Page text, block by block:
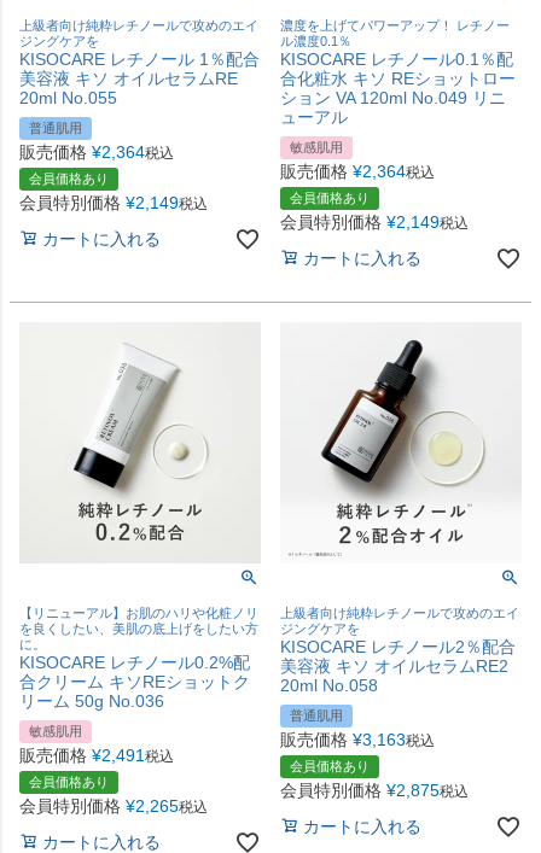
上級者向け純粋レチノールで攻めのエイ
ジングケアを
KISOCARE レチノール 1％配合
美容液 キソ オイルセラムRE
20ml No.055
普通肌用
販売価格 ¥2,364税込
会員価格あり
会員特別価格 ¥2,149税込
カートに入れる
濃度を上げてパワーアップ！ レチノー
ル濃度0.1％
KISOCARE レチノール0.1％配
合化粧水 キソ REショットロー
ション VA 120ml No.049 リニ
ューアル
敏感肌用
販売価格 ¥2,364税込
会員価格あり
会員特別価格 ¥2,149税込
カートに入れる
【リニューアル】お肌のハリや化粧ノリ
を良くしたい、美肌の底上げをしたい方
に。
KISOCARE レチノール0.2%配
合クリーム キソREショットク
リーム 50g No.036
敏感肌用
販売価格 ¥2,491 税込
会員価格あり
会員特別価格 ¥2,265税込
カートに入れる
上級者向け純粋レチノールで攻めのエイ
ジングケアを
KISOCARE レチノール2％配合
美容液 キソ オイルセラムRE2
20ml No.058
普通肌用
販売価格 ¥3,163税込
会員価格あり
会員特別価格 ¥2,875税込
カートに入れる